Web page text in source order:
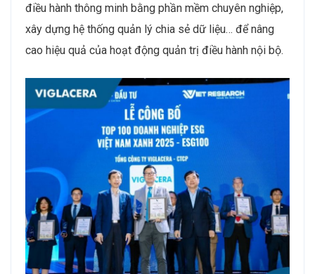
điều hành thông minh bằng phần mềm chuyên nghiệp,
xây dựng hệ thống quản lý chia sẻ dữ liệu… để nâng
cao hiệu quả của hoạt động quản trị điều hành nội bộ.